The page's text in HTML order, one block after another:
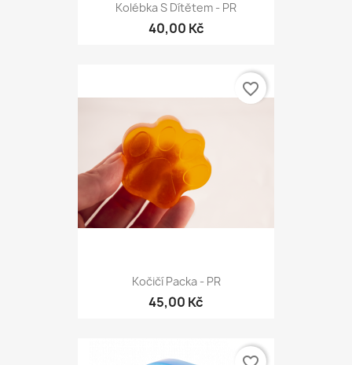
Kolébka S Dítětem - PR
40,00 Kč
Kočičí Packa - PR
45,00 Kč
favorite_border